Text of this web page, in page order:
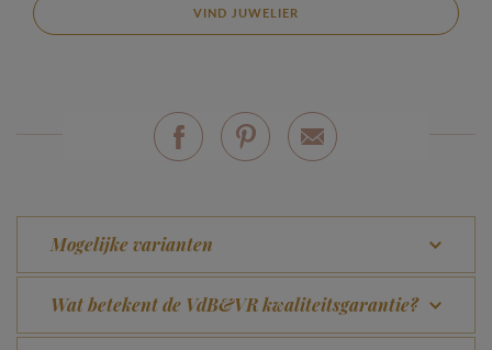
VIND JUWELIER
Mogelijke varianten
Wat betekent de VdB&VR kwaliteitsgarantie?